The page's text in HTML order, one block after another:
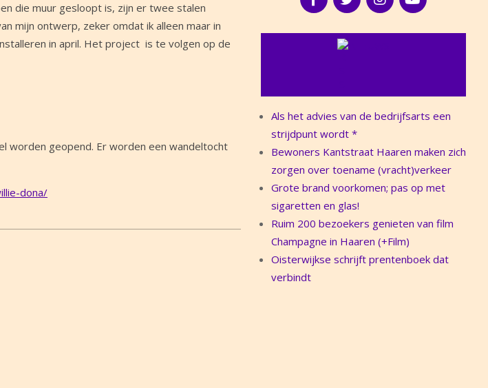
die muur gesloopt is, zijn er twee stalen
mijn ontwerp, zeker omdat ik alleen maar in
in april. Het project is te volgen op de
worden geopend. Er worden een wandeltocht
dona/
Als het advies van de bedrijfsarts een
strijdpunt wordt *
Bewoners Kantstraat Haaren maken zich
zorgen over toename (vracht)verkeer
Grote brand voorkomen; pas op met
sigaretten en glas!
Ruim 200 bezoekers genieten van film
Champagne in Haaren (+Film)
Oisterwijkse schrijft prentenboek dat
verbindt